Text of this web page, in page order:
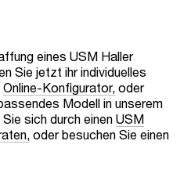
eines USM Haller
Sie jetzt ihr individuelles
Online-Konfigurator, oder
Modell in unserem
sich durch einen USM
oder besuchen Sie einen